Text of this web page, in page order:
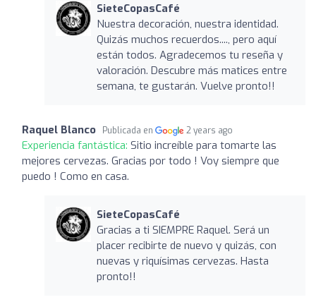
SieteCopasCafé
Nuestra decoración, nuestra identidad.
Quizás muchos recuerdos...., pero aquí
están todos. Agradecemos tu reseña y
valoración. Descubre más matices entre
semana, te gustarán. Vuelve pronto!!
Raquel Blanco Publicada en 2 years ago
Experiencia fantástica: Sitio increíble para tomarte las
mejores cervezas. Gracias por todo ! Voy siempre que
puedo ! Como en casa.
SieteCopasCafé
Gracias a ti SIEMPRE Raquel. Será un
placer recibirte de nuevo y quizás, con
nuevas y riquísimas cervezas. Hasta
pronto!!